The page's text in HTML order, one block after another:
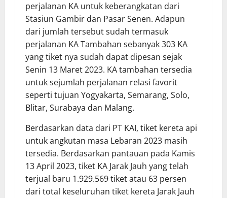
perjalanan KA untuk keberangkatan dari
Stasiun Gambir dan Pasar Senen. Adapun
dari jumlah tersebut sudah termasuk
perjalanan KA Tambahan sebanyak 303 KA
yang tiket nya sudah dapat dipesan sejak
Senin 13 Maret 2023. KA tambahan tersedia
untuk sejumlah perjalanan relasi favorit
seperti tujuan Yogyakarta, Semarang, Solo,
Blitar, Surabaya dan Malang.
Berdasarkan data dari PT KAI, tiket kereta api
untuk angkutan masa Lebaran 2023 masih
tersedia. Berdasarkan pantauan pada Kamis
13 April 2023, tiket KA Jarak Jauh yang telah
terjual baru 1.929.569 tiket atau 63 persen
dari total keseluruhan tiket kereta Jarak Jauh